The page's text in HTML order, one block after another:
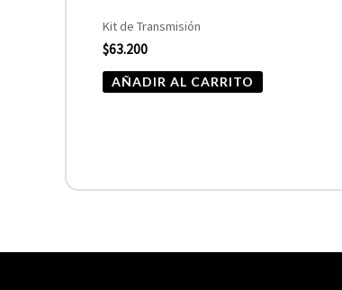
Kit de Transmisión
$63.200
AÑADIR AL CARRITO